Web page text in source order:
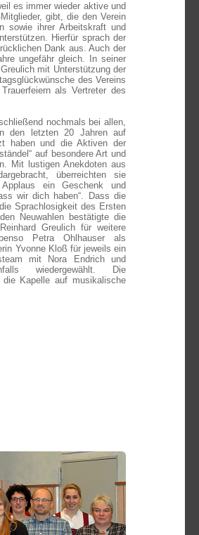
es immer wieder aktive und
gibt, die den Verein
sowie ihrer Arbeitskraft und
Hierfür sprach der
Dank aus. Auch der
ungefähr gleich. In seiner
mit Unterstützung der
des Vereins
als Vertreter des
nochmals bei allen,
den letzten 20 Jahren auf
haben und die Aktiven der
auf besondere Art und
Mit lustigen Anekdoten aus
überreichten sie
ein Geschenk und
wir dich haben“. Dass die
Sprachlosigkeit des Ersten
Neuwahlen bestätigte die
Greulich für weitere
Petra Ohlhauser als
Yvonne Kloß für jeweils ein
mit Nora Endrich und
wiedergewählt. Die
die Kapelle auf musikalische